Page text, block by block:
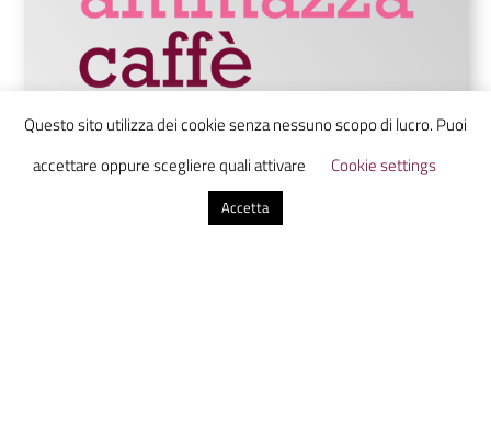
Ammazzacaffè è un laboratorio di
comunicazione digitale che unisce studenti
Questo sito utilizza dei cookie senza nessuno scopo di lucro. Puoi
accettare oppure scegliere quali attivare
Cookie settings
Accetta